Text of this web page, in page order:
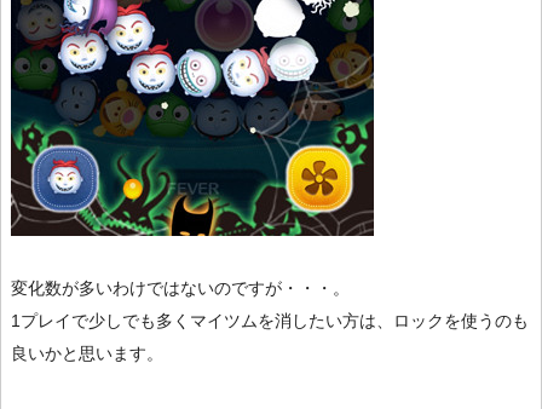
変化数が多いわけではないのですが・・・。
1プレイで少しでも多くマイツムを消したい方は、ロックを使うのも
良いかと思います。